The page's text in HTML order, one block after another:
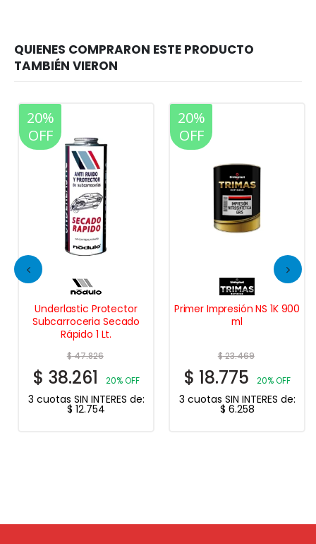
20%
OFF
Underlastic Protector
Subcarroceria Secado
Rápido 1 Lt.
$47.826
$ 38.261 20% OFF
3 cuotas SIN INTERES de:
$ 12.754
20%
OFF
Primer Impresión NS 1K 900
ml
$23.469
$ 18.775 20% OFF
3 cuotas SIN INTERES de:
$ 6.258